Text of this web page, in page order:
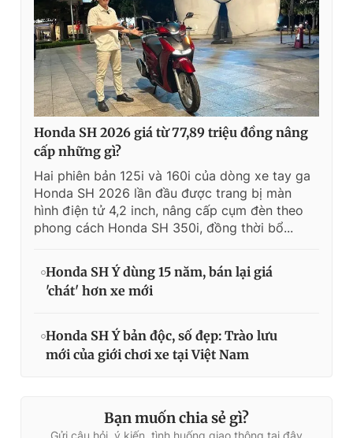
Honda SH 2026 giá từ 77,89 triệu đồng nâng
cấp những gì?
Hai phiên bản 125i và 160i của dòng xe tay ga
Honda SH 2026 lần đầu được trang bị màn
hình điện tử 4,2 inch, nâng cấp cụm đèn theo
phong cách Honda SH 350i, đồng thời bổ...
Honda SH Ý dùng 15 năm, bán lại giá
'chát' hơn xe mới
Honda SH Ý bản độc, số đẹp: Trào lưu
mới của giới chơi xe tại Việt Nam
Bạn muốn chia sẻ gì?